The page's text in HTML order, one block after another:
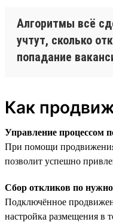
Алгоритмы всё
учтут, сколько
попадание
Как
Управление процессом
При помощи продвижения
позволит успешно
Сбор откликов по
Подключённое
настройка размещения в